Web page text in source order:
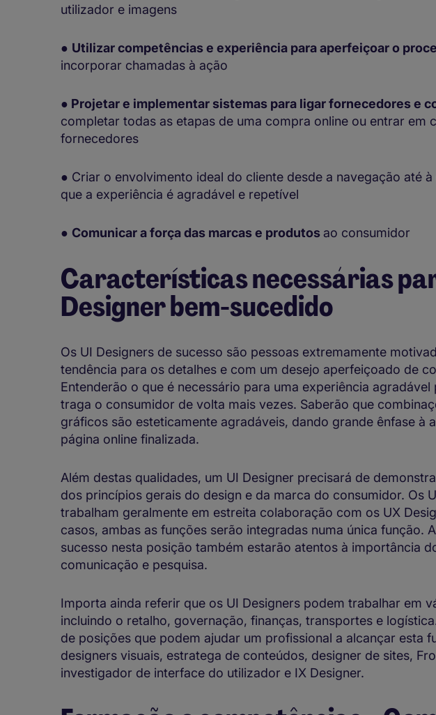
utilizador e imagens
● Utilizar competências e experiência para aperfeiçoar o
incorporar chamadas à ação
● Projetar e implementar sistemas para ligar fornecedores e
completar todas as etapas de uma compra online ou entrar em
fornecedores
● Criar o envolvimento ideal do cliente desde a navegação até
que a experiência é agradável e repetível
● Comunicar a força das marcas e produtos ao consumidor
Características necessárias
Designer bem-sucedido
Os UI Designers de sucesso são pessoas extremamente
tendência para os detalhes e com um desejo aperfeiçoado de
Entenderão o que é necessário para uma experiência agradável
traga o consumidor de volta mais vezes. Saberão que
gráficos são esteticamente agradáveis, dando grande ênfase à
página online finalizada.
Além destas qualidades, um UI Designer precisará de
dos princípios gerais do design e da marca do consumidor. Os
trabalham geralmente em estreita colaboração com os UX
casos, ambas as funções serão integradas numa única função.
sucesso nesta posição também estarão atentos à importância
comunicação e pesquisa.
Importa ainda referir que os UI Designers podem trabalhar em
incluindo o retalho, governação, finanças, transportes e
de posições que podem ajudar um profissional a alcançar esta
designers visuais, estratega de conteúdos, designer de sites,
investigador de interface do utilizador e IX Designer.